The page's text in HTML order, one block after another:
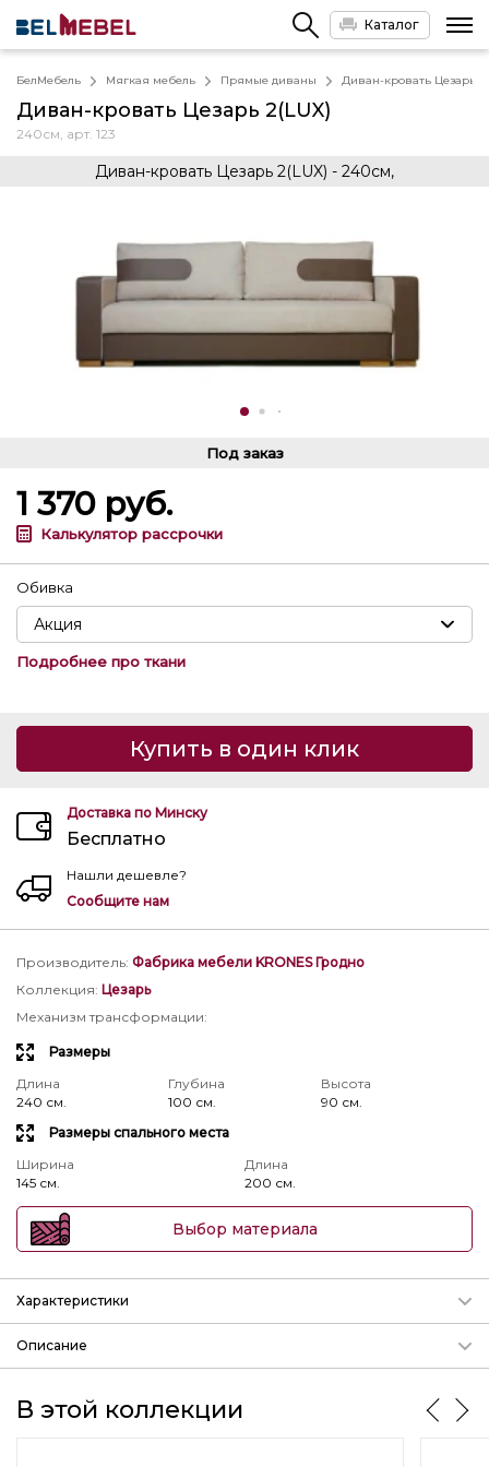
Каталог
БелМебель Мягкая мебель Прямые диваны Диван-кровать Цезарь
Диван-кровать Цезарь 2(LUX)
240см, арт. 123
Диван-кровать Цезарь 2(LUX) - 240см,
Под заказ
1 370 руб.
Калькулятор рассрочки
Обивка
Подробнее про ткани
Купить в один клик
Доставка по Минску
Бесплатно
Нашли дешевле?
Сообщите нам
Производитель: Фабрика мебели KRONES Гродно
Коллекция: Цезарь
Механизм трансформации:
Размеры
Длина
240 см.
Глубина
100 см.
Высота
90 см.
Размеры спального места
Ширина
145 см.
Длина
200 см.
Выбор материала
Характеристики
Подробнее о механизмах
params.param_3
Длина Глубина
Описание
спальное места: 1450-2000 мм
В этой коллекции